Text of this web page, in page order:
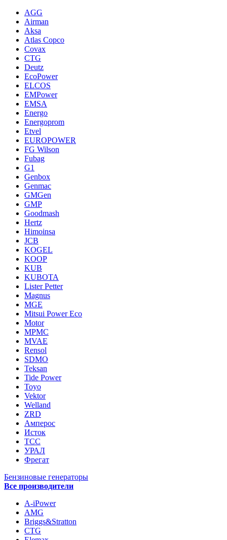
AGG
Airman
Aksa
Atlas Copco
Covax
CTG
Deutz
EcoPower
ELCOS
EMPower
EMSA
Energo
Energoprom
Etvel
EUROPOWER
FG Wilson
Fubag
G1
Genbox
Genmac
GMGen
GMP
Goodmash
Hertz
Himoinsa
JCB
KOGEL
KOOP
KUB
KUBOTA
Lister Petter
Magnus
MGE
Mitsui Power Eco
Motor
MPMC
MVAE
Rensol
SDMO
Teksan
Tide Power
Toyo
Vektor
Welland
ZRD
Амперос
Исток
ТСС
УРАЛ
Фрегат
Бензиновые генераторы
Все производители
A-iPower
AMG
Briggs&Stratton
CTG